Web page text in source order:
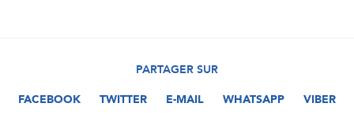
PARTAGER SUR
FACEBOOK
TWITTER E-MAIL WHATSAPP VIBER